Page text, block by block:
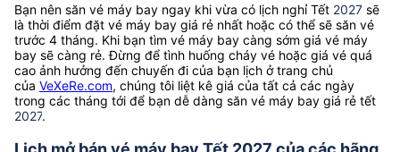
Bạn nên săn vé máy bay ngay khi vừa có lịch nghỉ Tết 2027 sẽ
là thời điểm đặt vé máy bay giá rẻ nhất hoặc có thể sẽ săn vé
trước 4 tháng. Khi bạn tìm vé máy bay càng sớm giá vé máy
bay sẽ càng rẻ. Đừng để tình huống cháy vé hoặc giá vé quá
cao ảnh hưởng đến chuyến đi của bạn lịch ở trang chủ
của VeXeRe.com, chúng tôi liệt kê giá của tất cả các ngày
trong các tháng tới để bạn dễ dàng săn vé máy bay giá rẻ tết
2027.